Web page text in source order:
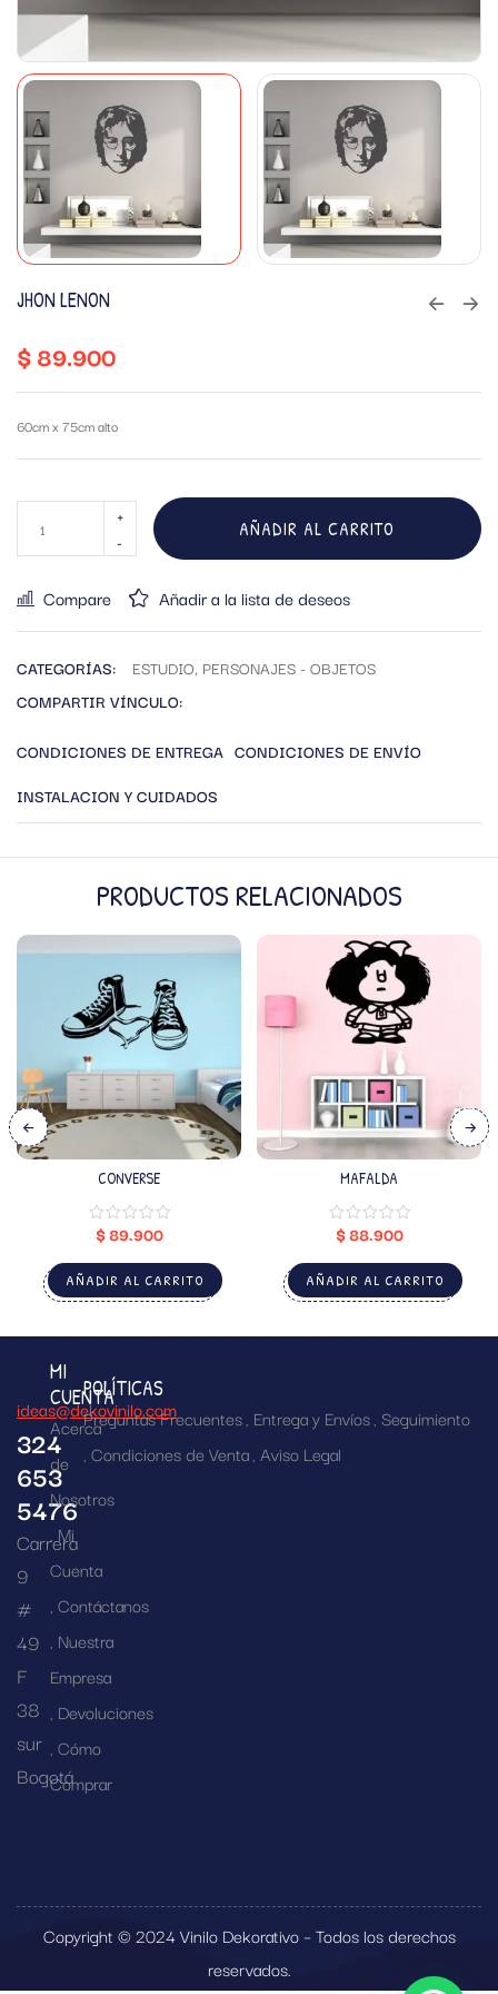
JHON LENON
$89.900
60cm x 75cm alto
AÑADIR AL CARRITO
Compare Añadir a la lista de deseos
CATEGORÍAS: ESTUDIO, PERSONAJES - OBJETOS
COMPARTIR VÍNCULO:
CONDICIONES DE ENTREGA CONDICIONES DE ENVÍO
INSTALACION Y CUIDADOS
PRODUCTOS RELACIONADOS
CONVERSE
$89.900
AÑADIR AL CARRITO
MAFALDA
$88.900
AÑADIR AL CARRITO
ideas@dekovinilo.com
324
653
5476
Carrera
9
#
49
F
38
sur
Bogotá
MI
CUENTA
Acerca
de
Nosotros
Mi
Cuenta
Contáctanos
Nuestra
Empresa
Devoluciones
Cómo
Comprar
POLÍTICAS
Preguntas Frecuentes Entrega y Envíos Seguimiento
Condiciones de Venta Aviso Legal
Copyright © 2024 Vinilo Dekorativo – Todos los derechos
reservados.